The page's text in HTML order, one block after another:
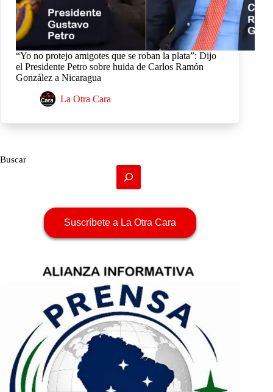
“Yo no protejo amigotes que se roban la plata”: Dijo
el Presidente Petro sobre huida de Carlos Ramón
González a Nicaragua
La Otra Cara
Buscar
Suscríbete a La Otra Cara